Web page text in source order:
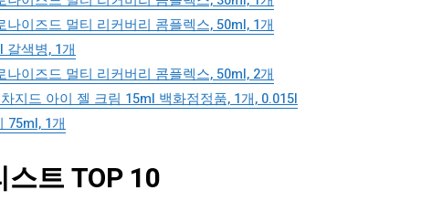
이즈드 멀티 리커버리 콤플렉스, 50ml, 1개
갈색병, 1개
이즈드 멀티 리커버리 콤플렉스, 50ml, 2개
지드 아이 젤 크림 15ml 백화점정품, 1개, 0.015l
75ml, 1개
트 TOP 10